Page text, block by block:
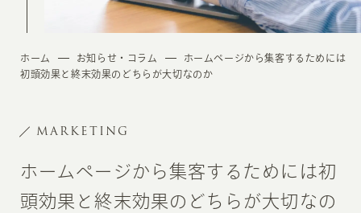
ホーム お知らせ・コラム
ホームページから集客するためには
初頭効果と終末効果のどちらが大切なのか
MARKETING
ホームページから集客するためには初
頭効果と終末効果のどちらが大切なの